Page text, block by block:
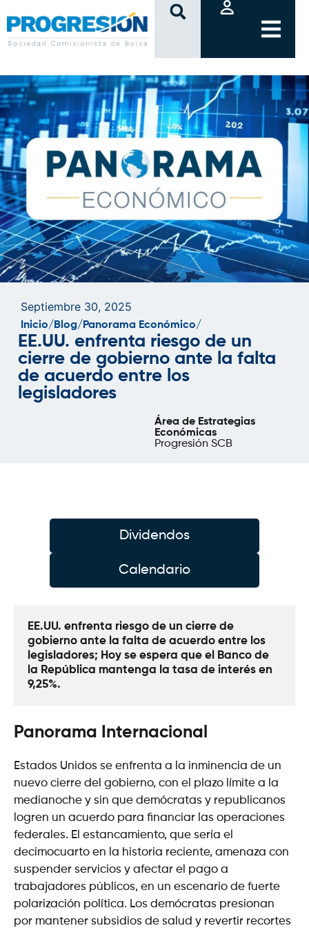
clic
Septiembre 30, 2025
Inicio/ Blog/ Panorama Económico/
EE.UU. enfrenta riesgo de un
cierre de gobierno ante la falta
de acuerdo entre los
legisladores
Área de Estrategias
Económicas
Progresión SCB
Dividendos
Calendario
EE.UU. enfrenta riesgo de un cierre de
gobierno ante la falta de acuerdo entre los
legisladores; Hoy se espera que el Banco de
la República mantenga la tasa de interés en
9,25%.
Panorama Internacional
Estados Unidos se enfrenta a la inminencia de un
nuevo cierre del gobierno, con el plazo límite a la
medianoche y sin que demócratas y republicanos
logren un acuerdo para financiar las operaciones
federales. El estancamiento, que sería el
decimocuarto en la historia reciente, amenaza con
suspender servicios y afectar el pago a
trabajadores públicos, en un escenario de fuerte
polarización política. Los demócratas presionan
por mantener subsidios de salud y revertir recortes